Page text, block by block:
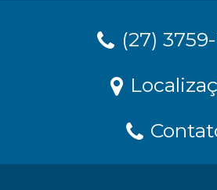
(27) 3759-